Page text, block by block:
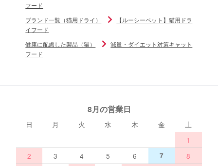
フード
ブランド一覧（猫用ドライ）
【ルーシーペット】猫用ドラ
イフード
健康に配慮した製品（猫）
減量・ダイエット対策キャット
フード
8月の営業日
日 月 火 水 木 金
土
1
2
3 4 5 6 7
8